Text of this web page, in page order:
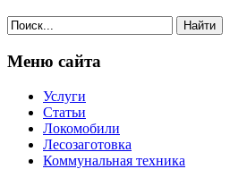
Найти
Меню сайта
Услуги
Статьи
Локомобили
Лесозаготовка
Коммунальная техника